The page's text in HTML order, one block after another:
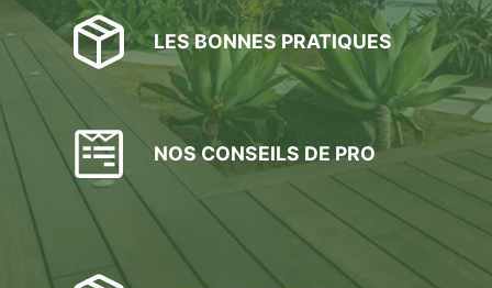
LES BONNES PRATIQUES
NOS CONSEILS DE PRO